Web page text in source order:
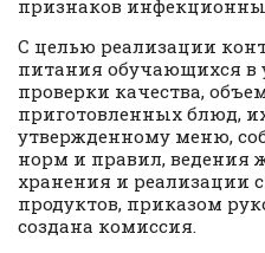
признаков
С целью реализации
питания обучающихся в
проверки качества,
приготовленных блюд,
утвержденному меню,
норм и правил, ведения
хранения и реализации
продуктов, приказом
создана комиссия.